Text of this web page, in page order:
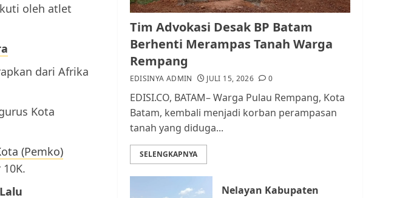
oleh atlet
dari Afrika
Kota
(Pemko)
2
Kader Pajak jadi
Penghubung Pemerintah
dan Masyarakat di
Lingkungan RT/RW
3
Datangi Pemko Batam,
Warga Rempang Protes
Lahan Mereka Diambil
Warga Rempang Ajukan
Tim Advokasi Desak BP Batam
Berhenti Merampas Tanah Warga
Rempang
EDISINYA ADMIN JULI 15, 2026 0
EDISI.CO, BATAM– Warga Pulau Rempang, Kota
Batam, kembali menjadi korban perampasan
tanah yang diduga...
SELENGKAPNYA
Nelayan Kabupaten